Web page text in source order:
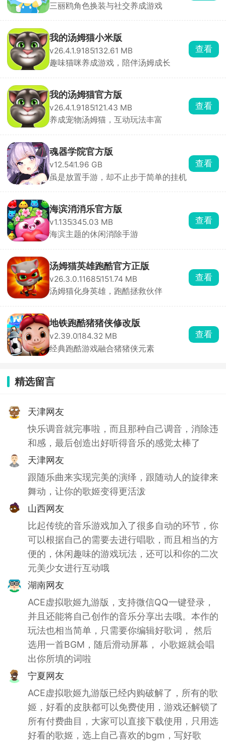
三丽鸥角色换装与社交养成游戏
我的汤姆猫小米版
v26.4.1.9185132.61 MB
趣味猫咪养成游戏，陪伴汤姆成长
查看
我的汤姆猫官方版
v26.4.1.9185121.43 MB
养成宠物汤姆猫，互动玩法丰富
查看
魂器学院官方版
v12.541.96 GB
虽是放置手游，却不止步于简单的挂机
查看
海滨消消乐官方版
v1.135345.03 MB
海滨主题的休闲消除手游
查看
汤姆猫英雄跑酷官方正版
v26.3.0.11685151.74 MB
汤姆猫化身英雄，跑酷拯救伙伴
查看
地铁跑酷猪猪侠修改版
v2.39.0184.32 MB
经典跑酷游戏融合猪猪侠元素
查看
精选留言
天津网友
快乐调音就完事啦，而且那种自己调音，消除违
和感，最后创造出好听得音乐的感觉太棒了
天津网友
跟随乐曲来实现完美的演绎，跟随动人的旋律来
舞动，让你的歌姬变得更活泼
山西网友
比起传统的音乐游戏加入了很多自动的环节，你
可以根据自己的需要去进行唱歌，而且相当的方
便的，休闲趣味的游戏玩法，还可以和你的二次
元美少女进行互动哦
湖南网友
ACE虚拟歌姬九游版，支持微信QQ一键登录，
并且还能将自己创作的音乐分享出去哦。本作的
玩法也相当简单，只需要你编辑好歌词， 然后
选用一首BGM，随后滑动屏幕， 小歌姬就会唱
出你所填的词啦
宁夏网友
ACE虚拟歌姬九游版已经内购破解了，所有的歌
姬，好看的皮肤都可以免费使用，游戏还解锁了
所有付费曲目，大家可以直接下载使用，只用选
好看的歌姬，选上自己喜欢的bgm，写好歌